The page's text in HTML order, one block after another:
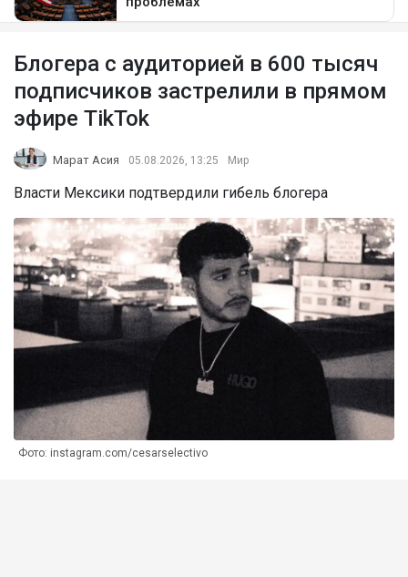
Блогера с аудиторией в 600 тысяч
подписчиков застрелили в прямом
эфире TikTok
Марат Асия 05.08.2026, 13:25 Мир
Власти Мексики подтвердили гибель блогера
Фото: instagram.com/cesarselectivo